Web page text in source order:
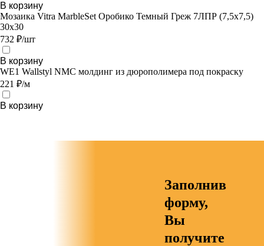
В корзину
Мозаика Vitra MarbleSet Оробико Темный Греж 7ЛПР (7,5х7,5)
30х30
732 ₽/шт
В корзину
WE1 Wallstyl NMC молдинг из дюрополимера под покраску
221 ₽/м
В корзину
Заполнив
форму,
Вы
получите